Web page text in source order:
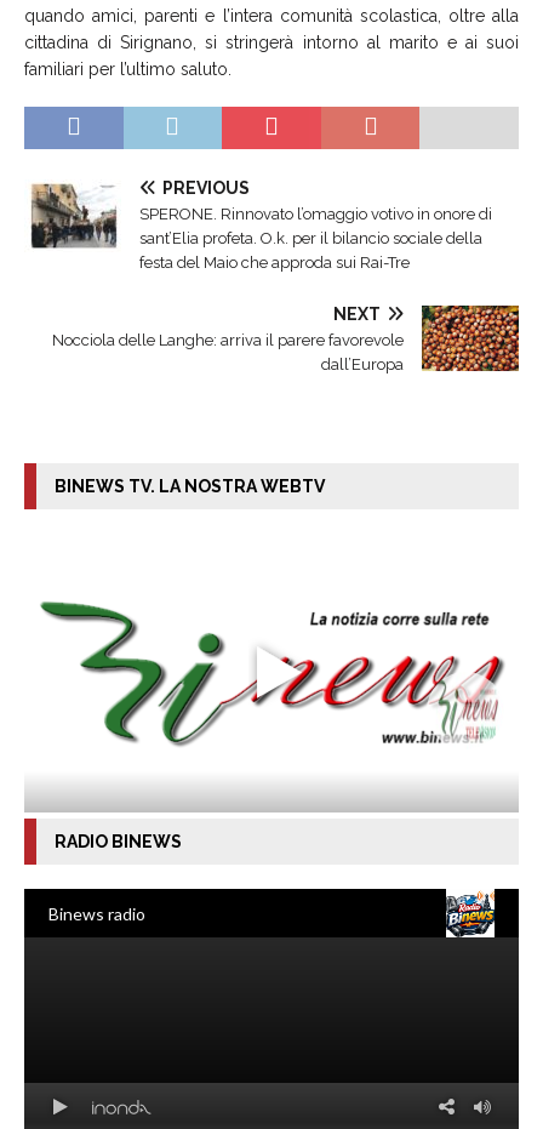
quando amici, parenti e l’intera comunità scolastica, oltre alla
cittadina di Sirignano, si stringerà intorno al marito e ai suoi
familiari per l’ultimo saluto.
PREVIOUS
SPERONE. Rinnovato l’omaggio votivo in onore di
sant’Elia profeta. O.k. per il bilancio sociale della
festa del Maio che approda sui Rai-Tre
NEXT
Nocciola delle Langhe: arriva il parere favorevole
dall’Europa
BINEWS TV. LA NOSTRA WEBTV
RADIO BINEWS